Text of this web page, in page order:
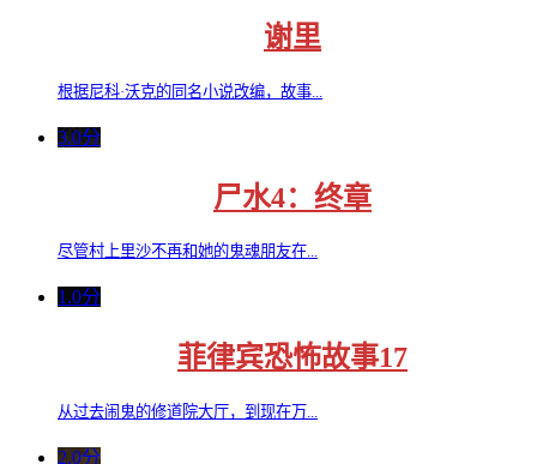
谢里
根据尼科·沃克的同名小说改编，故事...
3.0分
尸水4：终章
尽管村上里沙不再和她的鬼魂朋友在...
1.0分
菲律宾恐怖故事17
从过去闹鬼的修道院大厅，到现在万...
2.0分